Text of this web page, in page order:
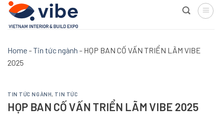
Skip
content
Home-Tin tức ngành - HỌP BAN CỐ VẤN TRIỂN LÃM VIBE
2025
TIN TỨC NGÀNH, TIN TỨC
HỌP BAN CỐ VẤN TRIỂN LÃM VIBE 2025